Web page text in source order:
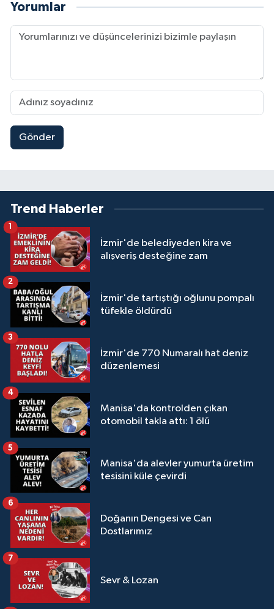
Yorumlar
Gönder
Trend Haberler
İzmir'de belediyeden kira ve
alışveriş desteğine zam
İzmir'de tartıştığı oğlunu pompalı
tüfekle öldürdü
2
İzmir'de 770 Numaralı hat deniz
düzenlemesi
3
Manisa'da kontrolden çıkan
otomobil takla attı: 1 ölü
4
Manisa'da alevler yumurta üretim
tesisini küle çevirdi
5
Doğanın Dengesi ve Can
Dostlarımız
6
Sevr & Lozan
7